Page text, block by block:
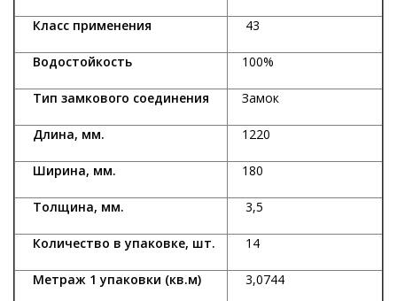
Класс применения 43
Водостойкость 100%
Тип замкового соединения Замок
Длина, мм. 1220
Ширина, мм. 180
Толщина, мм. 3,5
Количество в упаковке, шт. 14
Метраж 1 упаковки (кв.м) 3,0744